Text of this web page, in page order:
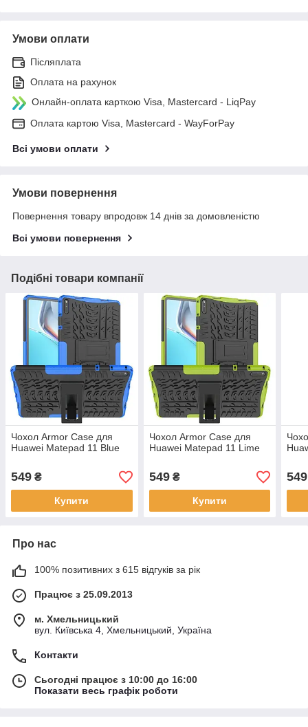
Умови оплати
Післяплата
Оплата на рахунок
Онлайн-оплата карткою Visa, Mastercard - LiqPay
Оплата картою Visa, Mastercard - WayForPay
Всі умови оплати
Умови повернення
Повернення товару впродовж 14 днів за домовленістю
Всі умови повернення
Подібні товари компанії
Чохол Armor Case для
Huawei Matepad 11 Blue
549 ₴
Купити
Чохол Armor Case для
Huawei Matepad 11 Lime
549₴
Купити
549
Про нас
100% позитивних з 615 відгуків за рік
Працює з 25.09.2013
м. Хмельницький
вул. Київська 4, Хмельницький, Україна
Контакти
Сьогодні працює з 10:00 до 16:00
Показати весь графік роботи